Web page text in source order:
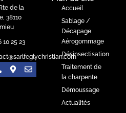
de la
38110
10 25 23
Accueil
Sablage /
Décapage
Aérogommage
Désinsectisation
Traitement de
la charpente
Démoussage
Actualités